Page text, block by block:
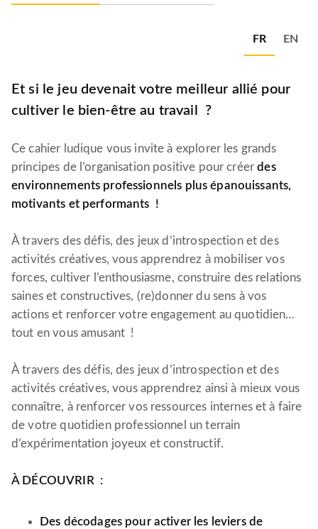
FR EN
Et si le jeu devenait votre meilleur allié pour
cultiver le bien-être au travail ?
Ce cahier ludique vous invite à explorer les grands
principes de l’organisation positive pour créerdes
environnements professionnels plus épanouissants,
motivants et performants !
À travers des défis, des jeux d’introspection et des
activités créatives, vous apprendrez à mobiliser vos
forces, cultiver l’enthousiasme, construire des relations
saines et constructives, (re)donner du sens à vos
actions et renforcer votre engagement au quotidien…
tout en vous amusant !
À travers des défis, des jeux d’introspection et des
activités créatives, vous apprendrez ainsi à mieux vous
connaître, à renforcer vos ressources internes et à faire
de votre quotidien professionnel un terrain
d’expérimentation joyeux et constructif.
À DÉCOUVRIR :
Des décodages pour activer les leviers de